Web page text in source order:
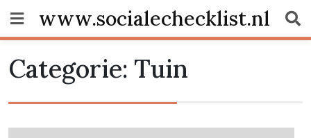
content
www.socialechecklist.nl
Categorie: Tuin